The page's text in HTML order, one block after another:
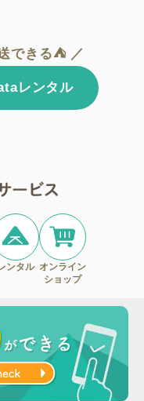
できる⛺ ／
レンタル
ンタル オンライン
ショップ